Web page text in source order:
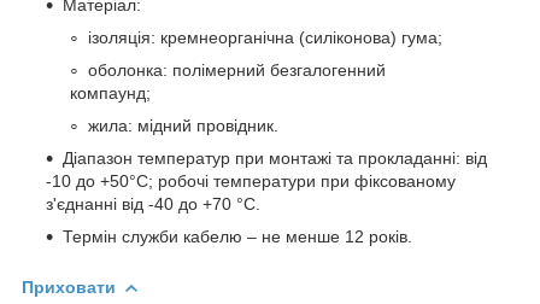
Матеріал:
ізоляція: кремнеорганічна (силіконова) гума;
оболонка: полімерний безгалогенний
компаунд;
жила: мідний провідник.
Діапазон температур при монтажі та прокладанні: від
-10 до +50°С; робочі температури при фіксованому
з'єднанні від -40 до +70 °С.
Термін служби кабелю – не менше 12 років.
Приховати